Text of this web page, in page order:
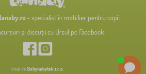
- specialist în mobilier pentru copii
și discuții cu Ursul pe Facebook.
creat de Babynabytek s.r.o.